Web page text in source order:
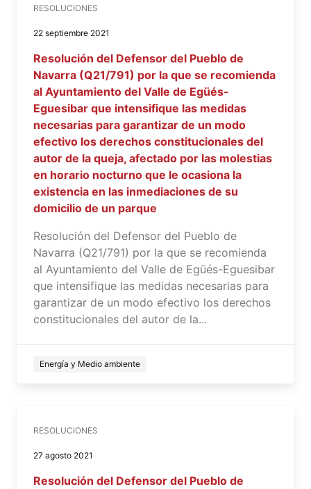
RESOLUCIONES
22 septiembre 2021
Resolución del Defensor del Pueblo de
Navarra (Q21/791) por la que se recomienda
al Ayuntamiento del Valle de Egüés-
Eguesibar que intensifique las medidas
necesarias para garantizar de un modo
efectivo los derechos constitucionales del
autor de la queja, afectado por las molestias
en horario nocturno que le ocasiona la
existencia en las inmediaciones de su
domicilio de un parque
Resolución del Defensor del Pueblo de
Navarra (Q21/791) por la que se recomienda
al Ayuntamiento del Valle de Egüés-Eguesibar
que intensifique las medidas necesarias para
garantizar de un modo efectivo los derechos
constitucionales del autor de la...
Energía y Medio ambiente
RESOLUCIONES
27 agosto 2021
Resolución del Defensor del Pueblo de